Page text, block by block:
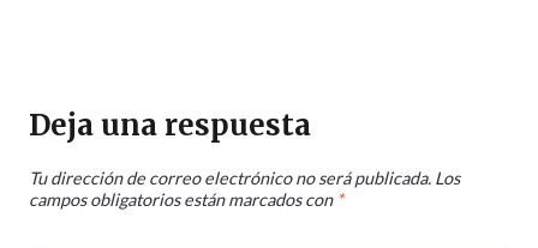
Deja una respuesta
Tu dirección de correo electrónico no será publicada. Los
campos obligatorios están marcados con *